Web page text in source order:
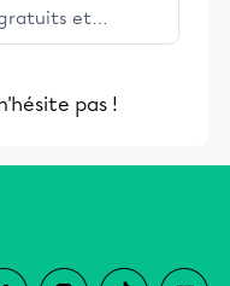
et
les élèves
pas !